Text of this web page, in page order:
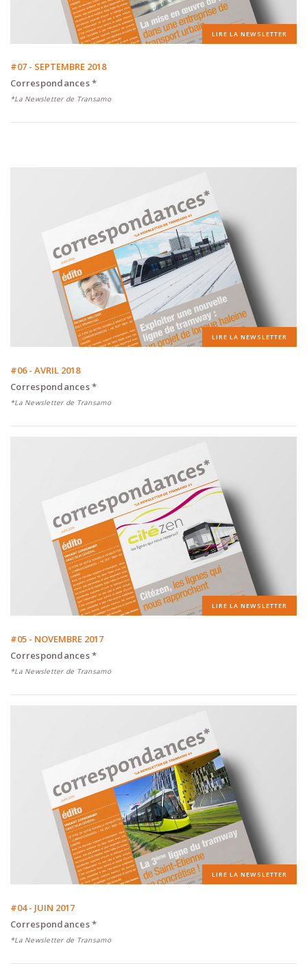
LIRE LA NEWSLETTER
#07 - SEPTEMBRE 2018
Correspondances *
*La Newsletter de Transamo
LIRE LA NEWSLETTER
#06 - AVRIL 2018
Correspondances *
*La Newsletter de Transamo
LIRE LA NEWSLETTER
#05 - NOVEMBRE 2017
Correspondances *
*La Newsletter de Transamo
LIRE LA NEWSLETTER
#04 - JUIN 2017
Correspondances *
*La Newsletter de Transamo